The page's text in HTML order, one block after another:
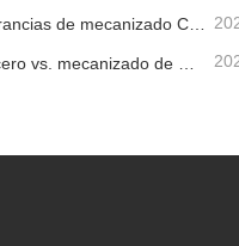
¿Qué son las tolerancias de mecanizado CNC y por qué son importantes?